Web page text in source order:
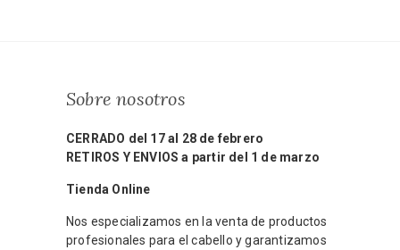
Sobre nosotros
CERRADO del 17 al 28 de febrero
RETIROS Y ENVIOS a partir del 1 de marzo
Tienda Online
Nos especializamos en la venta de productos
profesionales para el cabello y garantizamos